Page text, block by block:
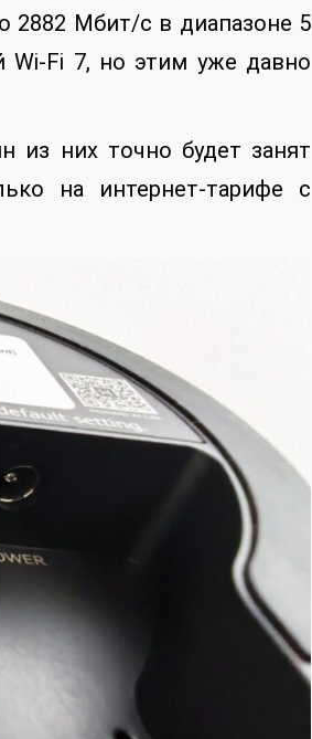
2882 Мбит/с в диапазоне 5
Fi 7, но этим уже давно
из них точно будет занят
на интернет-тарифе с